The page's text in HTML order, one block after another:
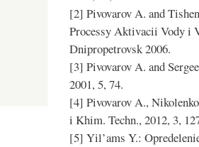
[2] Pivovarov A. and
Processy Aktivacii Vody i
Dnipropetrovsk 2006.
[3] Pivovarov A. and
2001, 5, 74.
[4] Pivovarov A.,
i Khim. Techn., 2012, 3,
[5] Yil’ams Y.: